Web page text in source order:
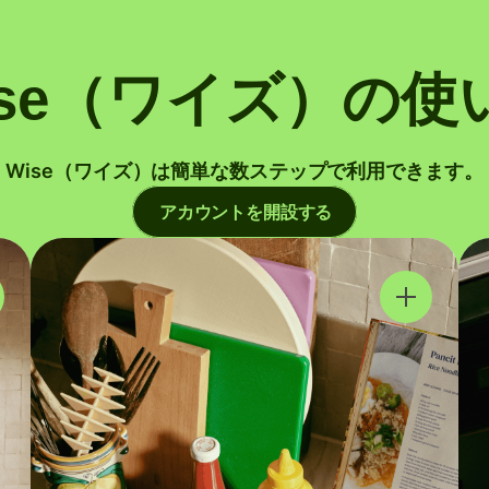
（ワイズ）の使
Wise（ワイズ）は簡単な数ステップで利用できます。
アカウントを開設する